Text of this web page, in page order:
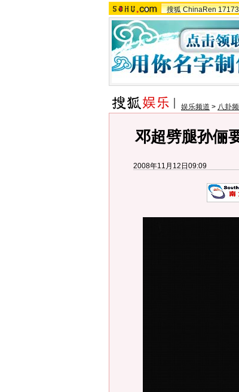
搜狐 ChinaRen 17173
娱乐频道 > 八卦
邓超劈腿孙俪
2008年11月12日09:09